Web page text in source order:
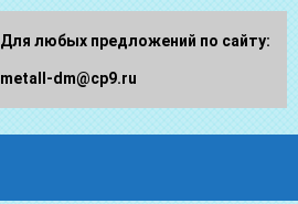
Для любых предложений по сайту:
metall-dm@cp9.ru